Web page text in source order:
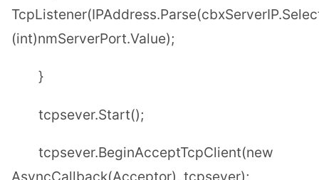
(int)nmServerPort.Value);
}
tcpsever.Start();
tcpsever.BeginAcceptTcpClient(new
AsyncCallback(Acceptor), tcpsever);